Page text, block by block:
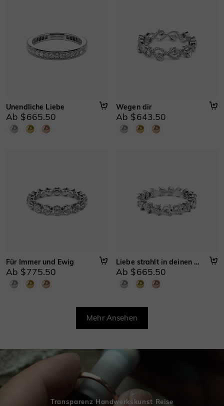
Unendliche Liebe
Ab $665.50
Wegen dir
Ab $643.50
Für Immer und Ewig
Ab $775.50
Liebe strahlt in deinen Augen
Ab $665.50
Mehr Ansehen
Transparenz Handwerkskunst Reise